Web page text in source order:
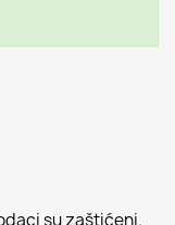
su zaštićeni.